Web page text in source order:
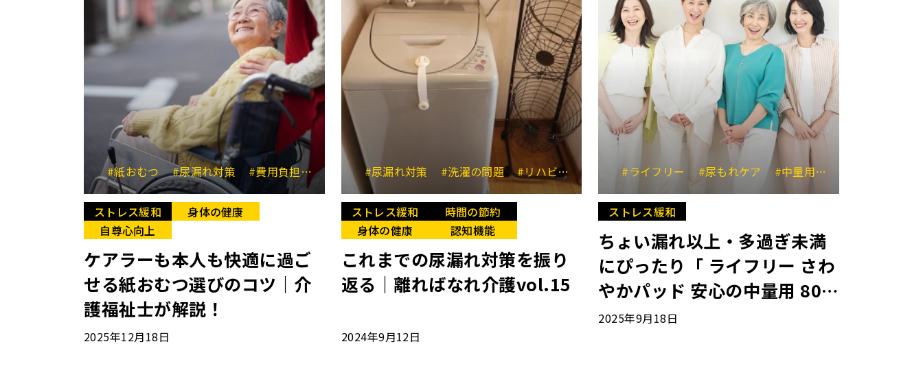
#紙おむつ #尿漏れ対策 #費用負担の軽減 #本人への配慮 #介護グッズ
ストレス緩和
身体の健康
自尊心向上
ケアラーも本人も快適に過ご
せる紙おむつ選びのコツ｜介
護福祉士が解説！
2025年12月18日
#尿漏れ対策 #洗濯の問題 #リハビリパンツ #ベビーガード
ストレス緩和
時間の節約
身体の健康
認知機能
これまでの尿漏れ対策を振り
返る｜離ればなれ介護vol.15
2024年9月12日
#ライフリー #尿もれケア #中量用パッド
ストレス緩和
ちょい漏れ以上・多過ぎ未満
にぴったり「 ライフリー さわ
やかパッド 安心の中量用 80c
c」
2025年9月18日